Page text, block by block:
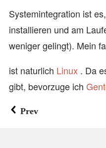
Systemintegration ist
installieren und am
weniger gelingt). Mein
ist naturlich Linux . Da
gibt, bevorzuge ich
Prev